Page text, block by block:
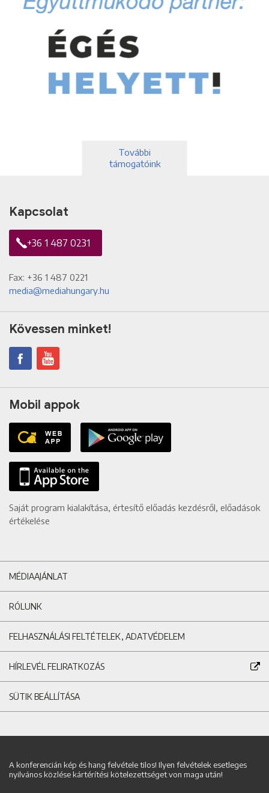
További
támogatóink
Kapcsolat
+36 1 487 0231
Fax: +36 1 487 0221
media@mediahungary.hu
Kövessen minket!
Mobil appok
Saját program kialakítása, értesítő előadás kezdésről, előadások
értékelése
MÉDIAAJÁNLAT
RÓLUNK
FELHASZNÁLÁSI FELTÉTELEK, ADATVÉDELEM
HÍRLEVÉL FELIRATKOZÁS
SÜTIK BEÁLLÍTÁSA
A konferencián kép és hang felvétele tilos! Ilyen felvételek esetleges
nyilvános közlése kártérítési kötelezettséget von maga után!